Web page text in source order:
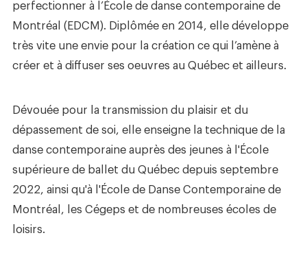
perfectionner à l’École de danse contemporaine de
Montréal (EDCM). Diplômée en 2014, elle développe
très vite une envie pour la création ce qui l’amène à
créer et à diffuser ses oeuvres au Québec et ailleurs.
Dévouée pour la transmission du plaisir et du
dépassement de soi, elle enseigne la technique de la
danse contemporaine auprès des jeunes à l'École
supérieure de ballet du Québec depuis septembre
2022, ainsi qu'à l'École de Danse Contemporaine de
Montréal, les Cégeps et de nombreuses écoles de
loisirs.